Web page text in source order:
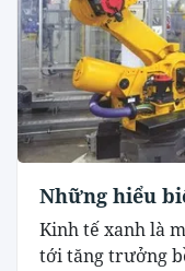
Những hiểu
Kinh tế xanh là
tới tăng trưởng